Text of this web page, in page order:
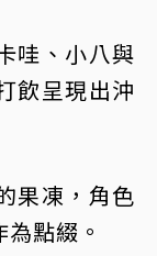
哇、小八與
飲呈現出沖
果凍，角色
點綴。